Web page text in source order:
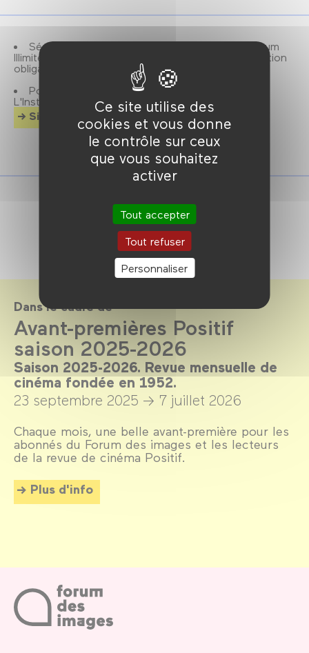
Ce site utilise des
cookies et vous donne
le contrôle sur ceux
que vous souhaitez
activer
Tout accepter
Tout refuser
Personnaliser
Séance réservée aux détenteurs de la carte Forum
Illimité et aux abonné·es de la revue Positif, réservation
obligatoire.
Positif, revue mensuelle de cinéma éditée par
L'Institut Lumière.
Site officiel
Dans le cadre de
Avant-premières Positif
saison 2025-2026
Saison 2025-2026. Revue mensuelle de
cinéma fondée en 1952.
23 septembre 2025 → 7 juillet 2026
Chaque mois, une belle avant-première pour les
abonnés du Forum des images et les lecteurs
de la revue de cinéma Positif.
Plus d'info